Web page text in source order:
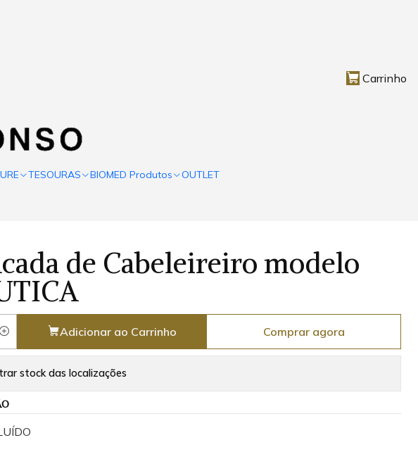
Carrinho
TESOURAS BIOMED Produtos OUTLET
de Cabeleireiro modelo
Adicionar ao Carrinho Comprar agora
stock das localizações